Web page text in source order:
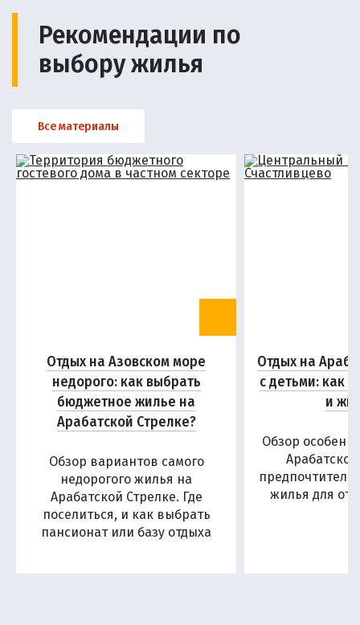
Рекомендации по
выбору жилья
Все материалы
Отдых на Азовском море
недорого: как выбрать
бюджетное жилье на
Арабатской Стрелке?
Обзор вариантов самого
недорогого жилья на
Арабатской Стрелке. Где
поселиться, и как выбрать
пансионат или базу отдыха
Отдых на
с детьми: как
и
Обзор
жилья для